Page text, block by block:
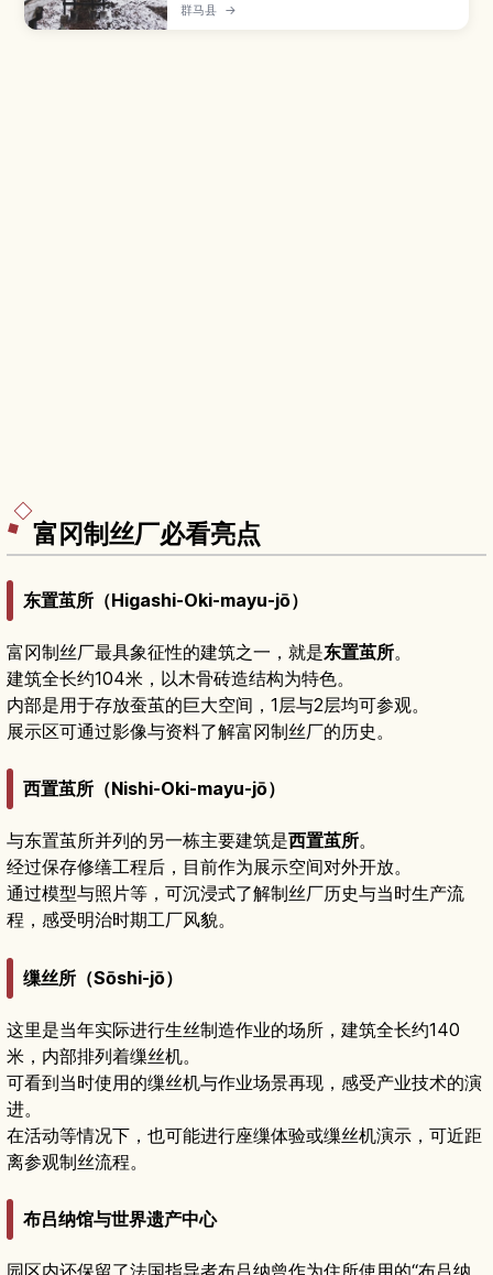
含铁的“黄金之汤”、清澈的“白银之汤”和365级石
阶街而闻名。本文介绍两种泉质的功效、推荐的露
群马县 →
富冈制丝厂必看亮点
东置茧所（Higashi-Oki-mayu-jō）
富冈制丝厂最具象征性的建筑之一，就是东置茧所。
建筑全长约104米，以木骨砖造结构为特色。
内部是用于存放蚕茧的巨大空间，1层与2层均可参观。
展示区可通过影像与资料了解富冈制丝厂的历史。
西置茧所（Nishi-Oki-mayu-jō）
与东置茧所并列的另一栋主要建筑是西置茧所。
经过保存修缮工程后，目前作为展示空间对外开放。
通过模型与照片等，可沉浸式了解制丝厂历史与当时生产流
程，感受明治时期工厂风貌。
缫丝所（Sōshi-jō）
这里是当年实际进行生丝制造作业的场所，建筑全长约140
米，内部排列着缫丝机。
可看到当时使用的缫丝机与作业场景再现，感受产业技术的演
进。
在活动等情况下，也可能进行座缫体验或缫丝机演示，可近距
离参观制丝流程。
布吕纳馆与世界遗产中心